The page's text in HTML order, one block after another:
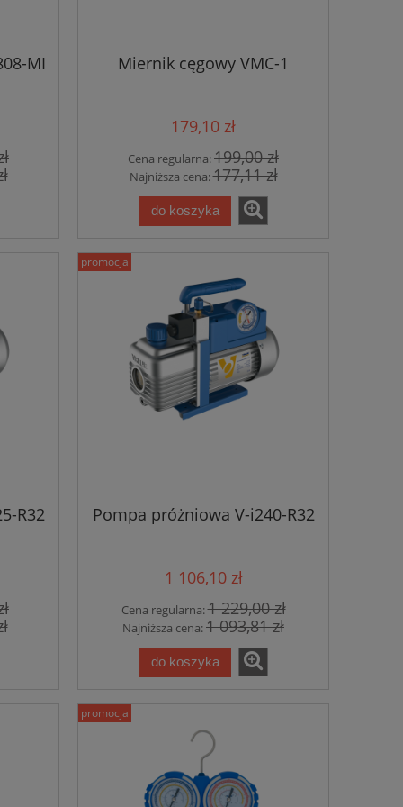
MI Miernik cęgowy VMC-1
179,10 zł
Cena regularna:199,00 zł
Najniższa cena:177,11 zł
do koszyka
R32 Pompa próżniowa V-i240-R32
1 106,10 zł
Cena regularna:1 229,00 zł
Najniższa cena:1 093,81 zł
do koszyka
promocja
promocja